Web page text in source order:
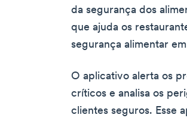
da segurança dos
que ajuda os
segurança alimentar
O aplicativo alerta os
críticos e analisa os
clientes seguros. Esse